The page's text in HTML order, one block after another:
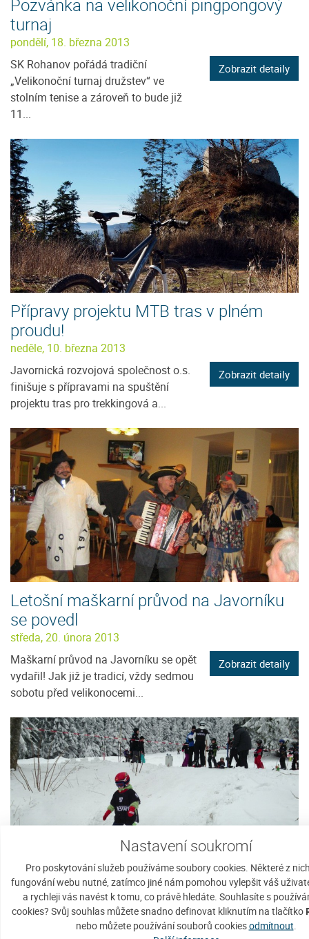
Nastavení soukromí
Pro poskytování služeb používáme soubory cookies. Některé z
fungování webu nutné, zatímco jiné nám pomohou vylepšit váš
a rychleji vás navést k tomu, co právě hledáte. Souhlasíte s
cookies? Svůj souhlas můžete snadno definovat kliknutím na tlačítko
nebo můžete používání souborů cookiesodmítnout
Pozvánka na velikonoční pingpongový
turnaj
pondělí, 18. března 2013
SK Rohanov pořádá tradiční
„Velikonoční turnaj družstev“ ve
stolním tenise a zároveň to bude již
11...
Zobrazit detaily
Přípravy projektu MTB tras v plném
proudu!
neděle, 10. března 2013
Javornická rozvojová společnost o.s.
finišuje s přípravami na spuštění
projektu tras pro trekkingová a...
Zobrazit detaily
Letošní maškarní průvod na Javorníku
se povedl
středa, 20. února 2013
Maškarní průvod na Javorníku se opět
vydařil! Jak již je tradicí, vždy sedmou
sobotu před velikonocemi...
Zobrazit detaily
Zimní sportovní hry 2013 - výsledky a
fotogalerie
pondělí, 18. února 2013